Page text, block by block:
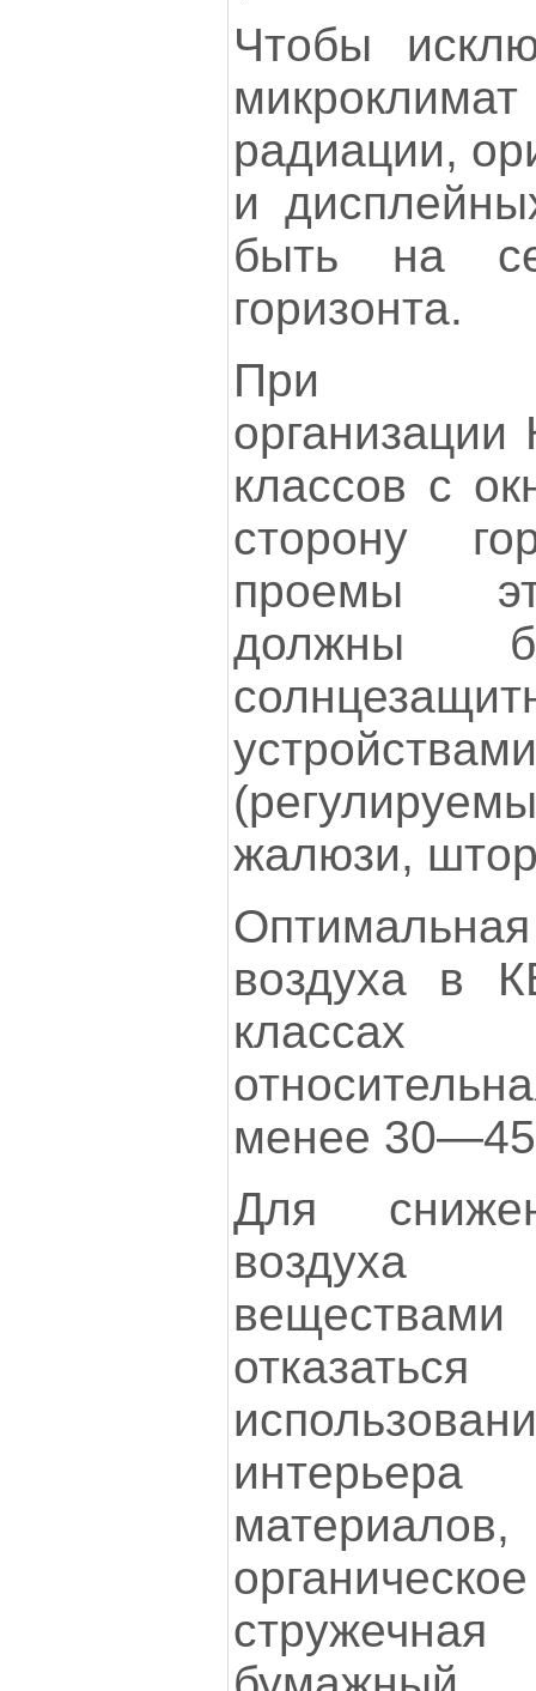
Чтобы
радиации,
и
быть на
горизонта.
При
классов с
сторону
проемы
должны
жалюзи,
воздуха в
менее
Для
воздуха